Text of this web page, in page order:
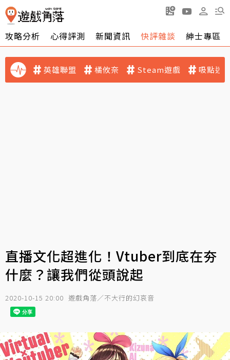
攻略分析 心得評測 新聞資訊 快評雜談 紳士專區
英雄聯盟 橘攸奈 Steam遊戲 吸點迷
直播文化超進化！Vtuber到底在夯
什麼？讓我們從頭說起
2020-10-15 20:00 遊戲角落／不大行的幻哀音